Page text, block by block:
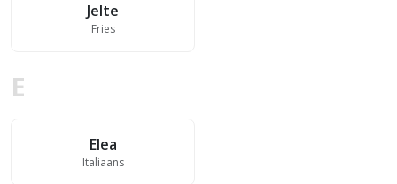
Jelte
Fries
E
Elea
Italiaans